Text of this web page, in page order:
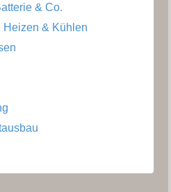
& Co.
Heizen & Kühlen